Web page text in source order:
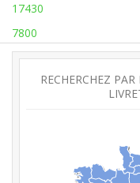
17430
7800
RECHERCHEZ